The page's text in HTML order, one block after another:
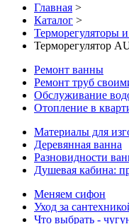
Главная >
Каталог >
Терморегуляторы
Терморегулятор
Ремонт ванны
Ремонт труб
Обслуживание
Отопление в
Материалы для
Деревянная ванна
Разновидности
Душевая кабина:
Меняем сифон
Уход за
Что выбрать -